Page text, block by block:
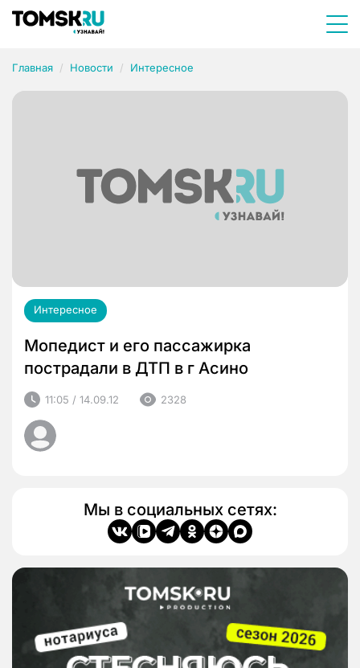
Главная Новости Интересное
Интересное
Мопедист и его пассажирка
пострадали в ДТП в г Асино
11:05 / 14.09.12 2328
Мы в социальных сетях: